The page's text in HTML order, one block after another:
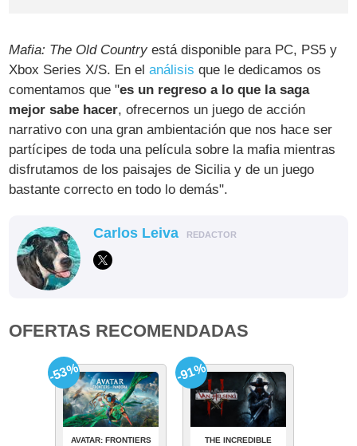
Mafia: The Old Country está disponible para PC, PS5 y
Xbox Series X/S. En elanálisis que le dedicamos os
comentamos que "es un regreso a lo que la saga
mejor sabe hacer, ofrecernos un juego de acción
narrativo con una gran ambientación que nos hace ser
partícipes de toda una película sobre la mafia mientras
disfrutamos de los paisajes de Sicilia y de un juego
bastante correcto en todo lo demás".
Carlos Leiva REDACTOR
OFERTAS RECOMENDADAS
AVATAR: FRONTIERS
-53%
THE INCREDIBLE
-91%